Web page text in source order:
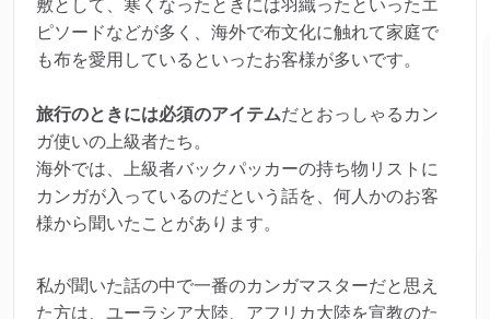
敷として、寒くなったときには羽織ったといったエ
ピソードなどが多く、海外で布文化に触れて家庭で
も布を愛用しているといったお客様が多いです。
旅行のときには必須のアイテムだとおっしゃるカン
ガ使いの上級者たち。
海外では、上級者バックパッカーの持ち物リストに
カンガが入っているのだという話を、何人かのお客
様から聞いたことがあります。
私が聞いた話の中で一番のカンガマスターだと思え
た方は、ユーラシア大陸、アフリカ大陸を宣教のた